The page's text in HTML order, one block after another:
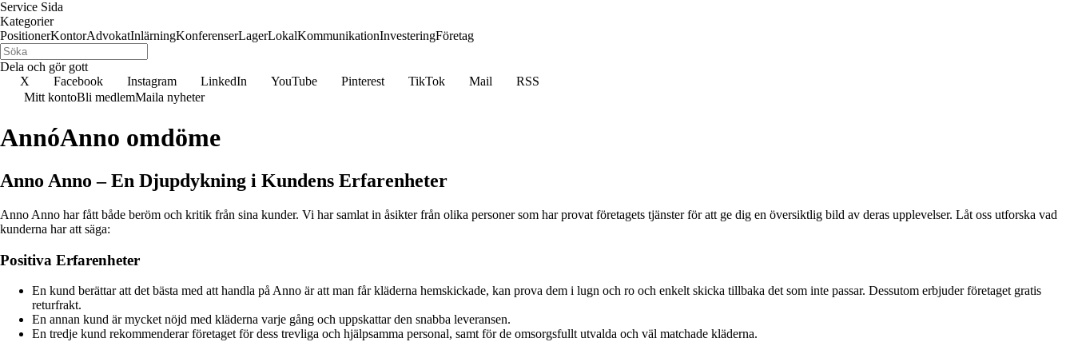
Service Sida
Kategorier
PositionerKontorAdvokatInlärningKonferenserLagerLokalKommunikationInvesteringFöretag
Dela och gör gott
X
Facebook Instagram LinkedIn YouTube Pinterest TikTok Mail
RSS
Mitt kontoBli medlemMaila nyheter
AnnóAnno omdöme
Anno Anno – En Djupdykning i Kundens Erfarenheter
Anno Anno har fått både beröm och kritik från sina kunder. Vi har samlat in åsikter från olika personer som har provat företagets tjänster för att ge dig en översiktlig bild av deras upplevelser. Låt oss utforska vad
kunderna har att säga:
Positiva Erfarenheter
En kund berättar att det bästa med att handla på Anno är att man får kläderna hemskickade, kan prova dem i lugn och ro och enkelt skicka tillbaka det som inte passar. Dessutom erbjuder företaget gratis
returfrakt.
En annan kund är mycket nöjd med kläderna varje gång och uppskattar den snabba leveransen.
En tredje kund rekommenderar företaget för dess trevliga och hjälpsamma personal, samt för de omsorgsfullt utvalda och väl matchade kläderna.